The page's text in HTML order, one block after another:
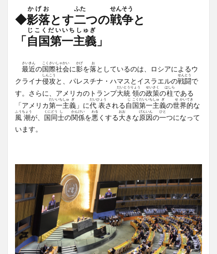
◆影落
かげお
とす二
ふた
つの戦争
せんそう
と
「自国第一主義
じこくだいいちしゅぎ
」
最
さい
近
きん
の国
こく
際
さい
社
しゃ
会
かい
に影
かげ
を落
お
としているのは、ロシアによるウ
クライナ侵
しん
攻
こう
と、パレスチナ・ハマスとイスラエルの戦
せん
闘
とう
で
す。さらに、アメリカのトランプ大
だい
統
とう
領
りょう
の政
せい
策
さく
の柱
はしら
である
「アメリカ第
だい
一
いち
主
しゅ
義
ぎ
」に代
だい
表
ひょう
される自
じ
国
こく
第
だい
一
いち
主
しゅ
義
ぎ
の世
せ
界
かい
的
てき
な
風
ふう
潮
ちょう
が、 国
くに
同
どう
士
し
の関
かん
係
けい
を悪
わる
くする大
おお
きな原
げん
因
いん
の一
ひと
つになって
います。